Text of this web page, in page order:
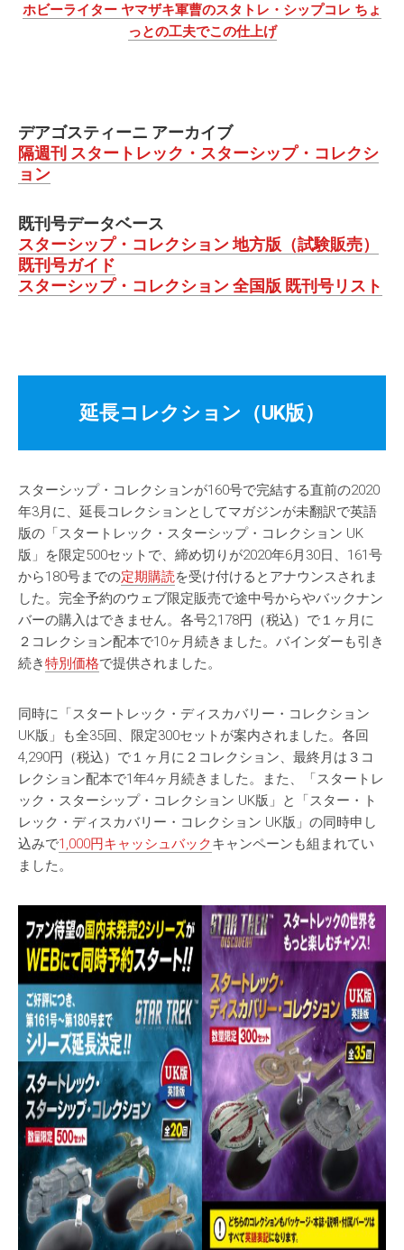
ホビーライター ヤマザキ軍曹のスタトレ・シップコレ ちょ
っとの工夫でこの仕上げ
デアゴスティーニ アーカイブ
隔週刊 スタートレック・スターシップ・コレクシ
ョン
既刊号データベース
スターシップ・コレクション 地方版（試験販売）
既刊号ガイド
スターシップ・コレクション 全国版 既刊号リスト
延長コレクション（UK版）
スターシップ・コレクションが160号で完結する直前の2020
年3月に、延長コレクションとしてマガジンが未翻訳で英語
版の「スタートレック・スターシップ・コレクション UK
版」を限定500セットで、締め切りが2020年6月30日、161号
から180号までの定期購読を受け付けるとアナウンスされま
した。完全予約のウェブ限定販売で途中号からやバックナン
バーの購入はできません。各号2,178円（税込）で１ヶ月に
２コレクション配本で10ヶ月続きました。バインダーも引き
続き特別価格で提供されました。
同時に「スタートレック・ディスカバリー・コレクション
UK版」も全35回、限定300セットが案内されました。各回
4,290円（税込）で１ヶ月に２コレクション、最終月は３コ
レクション配本で1年4ヶ月続きました。また、「スタートレ
ック・スターシップ・コレクション UK版」と「スター・ト
レック・ディスカバリー・コレクション UK版」の同時申し
込みで1,000円キャッシュバックキャンペーンも組まれてい
ました。